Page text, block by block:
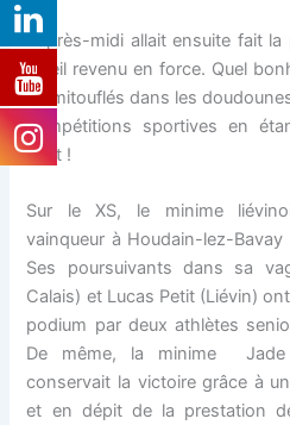
L’après-midi allait ensuite fait
soleil revenu en force. Quel
emmitouflés dans les
compétitions sportives en
shirt !
Sur le XS, le minime
vainqueur à Houdain-lez-
Ses poursuivants dans sa
Calais) et Lucas Petit (Liévin)
podium par deux athlètes
De même, la minime Jade
conservait la victoire grâce à
et en dépit de la prestation